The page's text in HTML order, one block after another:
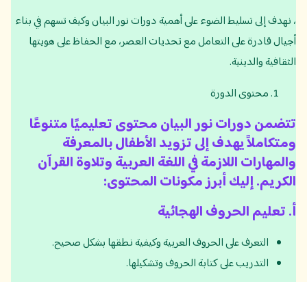
، نهدف إلى تسليط الضوء على أهمية دورات نور البيان وكيف تسهم في بناء
أجيال قادرة على التعامل مع تحديات العصر، مع الحفاظ على هويتها
الثقافية والدينية.
محتوى الدورة
تتضمن دورات نور البيان محتوى تعليميًا متنوعًا
ومتكاملاً يهدف إلى تزويد الأطفال بالمعرفة
والمهارات اللازمة في اللغة العربية وتلاوة القرآن
الكريم. إليك أبرز مكونات المحتوى:
أ.تعليم الحروف الهجائية
التعرف على الحروف العربية وكيفية نطقها بشكل صحيح.
التدريب على كتابة الحروف وتشكيلها.